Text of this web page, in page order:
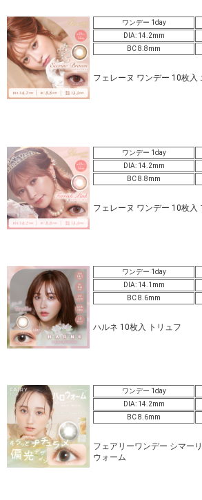
ワンデー 1day
DIA: 14.2mm
BC 8.8mm
フェレーヌ ワンデー 10枚入
ワンデー 1day
DIA: 14.2mm
BC 8.8mm
フェレーヌ ワンデー 10枚入
ワンデー 1day
DIA: 14.1mm
BC 8.6mm
ハルネ 10枚入 トリュフ
ワンデー 1day
DIA: 14.2mm
BC 8.6mm
フェアリーワンデー シマー
ウォーム